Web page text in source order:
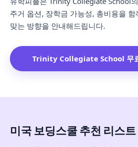
주거 옵션, 장학금 가능성, 총비용을
맞는 방향을 안내해드립니다.
Trinity Collegiate School 무
미국 보딩스쿨 추천 리스트